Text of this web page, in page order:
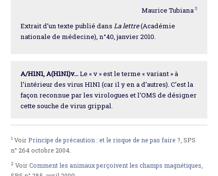
Maurice Tubiana5
Extrait d’un texte publié dansLa lettre(Académie
nationale de médecine), n°40, janvier 2010.
A/H1N1, A(H1N1)v...Le « v » est le terme « variant » à
l’intérieur des virus H1N1 (car il y en a d’autres). C’est la
façon reconnue par les virologues et l’OMS de désigner
cette souche de virus grippal.
1 VoirPrincipe de précaution : et le risque de ne pas faire ? , SPS
n° 264 octobre 2004.
2 VoirComment les animaux perçoivent les champs magnétiques